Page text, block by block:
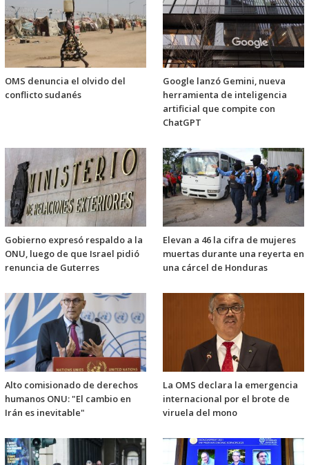
OMS denuncia el olvido del
conflicto sudanés
Google lanzó Gemini, nueva
herramienta de inteligencia
artificial que compite con
ChatGPT
Gobierno expresó respaldo a la
ONU, luego de que Israel pidió
renuncia de Guterres
Elevan a 46 la cifra de mujeres
muertas durante una reyerta en
una cárcel de Honduras
Alto comisionado de derechos
humanos ONU: "El cambio en
Irán es inevitable"
La OMS declara la emergencia
internacional por el brote de
viruela del mono